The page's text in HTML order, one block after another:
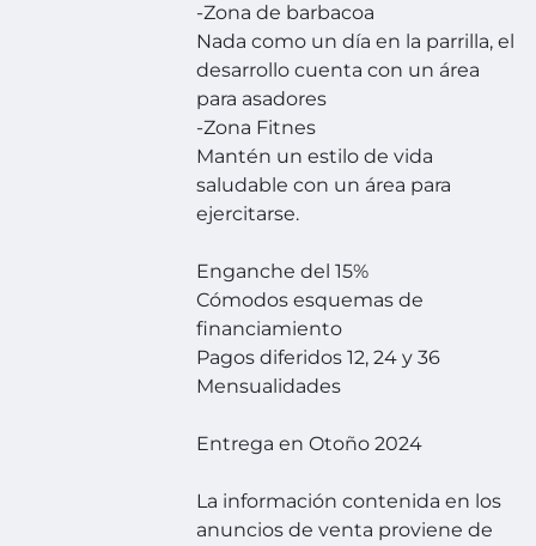
-Zona de barbacoa
Nada como un día en la parrilla, el
desarrollo cuenta con un área
para asadores
-Zona Fitnes
Mantén un estilo de vida
saludable con un área para
ejercitarse.
Enganche del 15%
Cómodos esquemas de
financiamiento
Pagos diferidos 12, 24 y 36
Mensualidades
Entrega en Otoño 2024
La información contenida en los
anuncios de venta proviene de